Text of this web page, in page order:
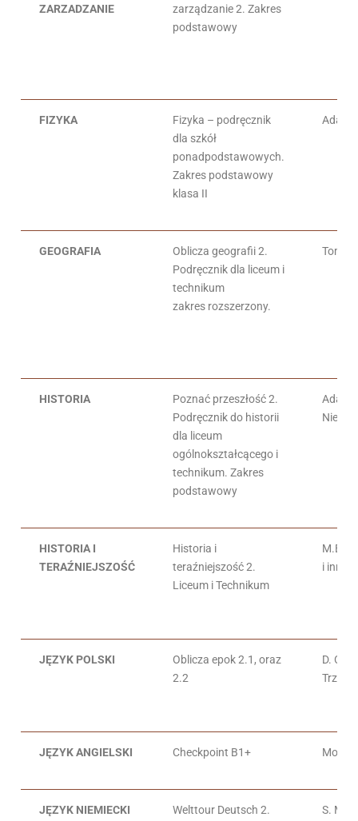
ZARZADZANIE
zarządzanie 2. Zakres
podstawowy
FIZYKA
Fizyka – podręcznik
dla szkół
ponadpodstawowych.
Zakres podstawowy
klasa II
Adam
GEOGRAFIA
Oblicza geografii 2.
Podręcznik dla liceum i
technikum
zakres rozszerzony.
HISTORIA
Poznać przeszłość 2.
Podręcznik do historii
dla liceum
ogólnokształcącego i
technikum. Zakres
podstawowy
Adam
HISTORIA I
TERAŹNIEJSZOŚĆ
Historia i
teraźniejszość 2.
Liceum i Technikum
i inni
JĘZYK POLSKI
Oblicza epok 2.1, oraz
2.2
D.
JĘZYK ANGIELSKI Checkpoint B1+
JĘZYK NIEMIECKI
Welttour Deutsch 2.
S.